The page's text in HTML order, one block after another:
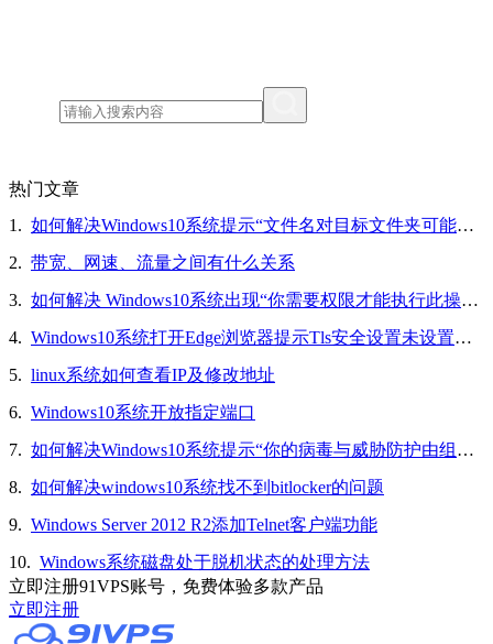
热门文章
1. 如何解决Windows10系统提示“文件名对目标文件夹可能太长，你可以缩短文件名”的问题
2. 带宽、网速、流量之间有什么关系
3. 如何解决 Windows10系统出现“你需要权限才能执行此操作”的问题
4. Windows10系统打开Edge浏览器提示Tls安全设置未设置为默认设置的解决方法
5. linux系统如何查看IP及修改地址
6. Windows10系统开放指定端口
7. 如何解决Windows10系统提示“你的病毒与威胁防护由组织提供”的问题
8. 如何解决windows10系统找不到bitlocker的问题
9. Windows Server 2012 R2添加Telnet客户端功能
10. Windows系统磁盘处于脱机状态的处理方法
立即注册91VPS账号，免费体验多款产品
立即注册